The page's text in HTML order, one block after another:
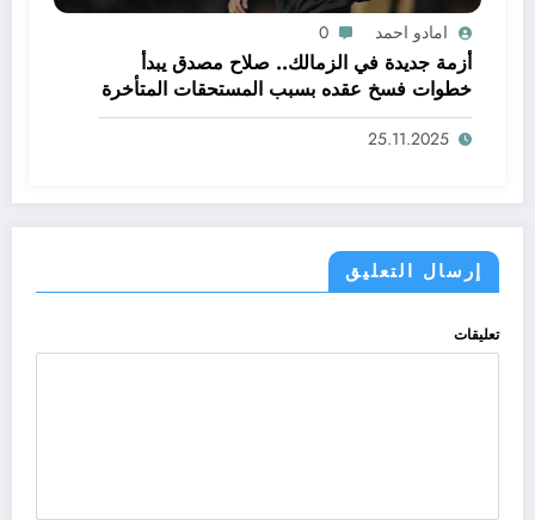
امادو احمد 0
أزمة جديدة في الزمالك.. صلاح مصدق يبدأ
خطوات فسخ عقده بسبب المستحقات المتأخرة
25.11.2025
إرسال التعليق
تعليقات